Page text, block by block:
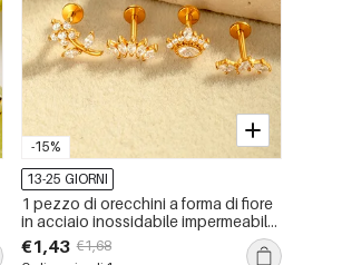
-15%
13-25 GIORNI
1 pezzo di orecchini a forma di fiore
in acciaio inossidabile impermeabile
color oro con zirconi
€1,43 €1,68